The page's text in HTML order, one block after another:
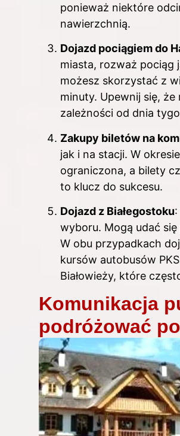
ponieważ niektóre
nawierzchnią.
Dojazd pociągiem do
miasta, rozważ pociąg
możesz skorzystać z
minuty. Upewnij się,
zależności od dnia
Zakupy biletów na
jak i na stacji. W
ograniczona, a bilety
to klucz do sukcesu.
Dojazd z Białegostoku
wyboru. Mogą udać się
W obu przypadkach
kursów autobusów
Białowieży, które
Komunikacja
podróżować